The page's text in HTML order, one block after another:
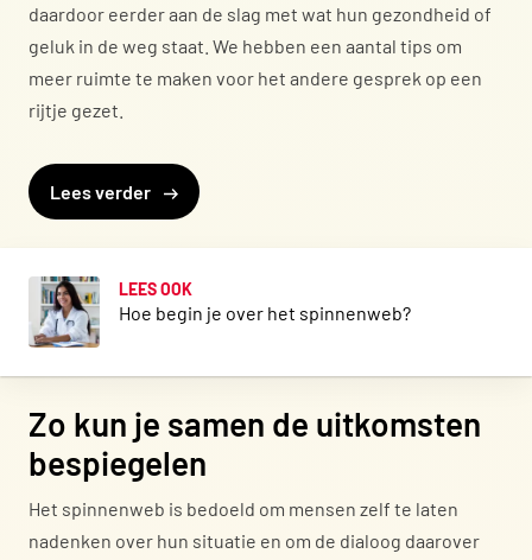
daardoor eerder aan de slag met wat hun gezondheid of
geluk in de weg staat. We hebben een aantal tips om
meer ruimte te maken voor het andere gesprek op een
rijtje gezet.
Lees verder
LEES OOK
Hoe begin je over het spinnenweb?
Zo kun je samen de uitkomsten
bespiegelen
Het spinnenweb is bedoeld om mensen zelf te laten
nadenken over hun situatie en om de dialoog daarover